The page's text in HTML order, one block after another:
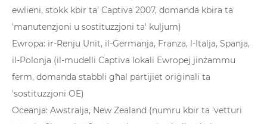
ewlieni, stokk kbir ta' Captiva 2007, domanda kbira ta
'manutenzjoni u sostituzzjoni ta' kuljum)
Ewropa: ir-Renju Unit, il-Ġermanja, Franza, l-Italja, Spanja,
il-Polonja (il-mudelli Captiva lokali Ewropej jinżammu
ferm, domanda stabbli għal partijiet oriġinali ta
'sostituzzjoni OE)
Oċeanja: Awstralja, New Zealand (numru kbir ta 'vetturi